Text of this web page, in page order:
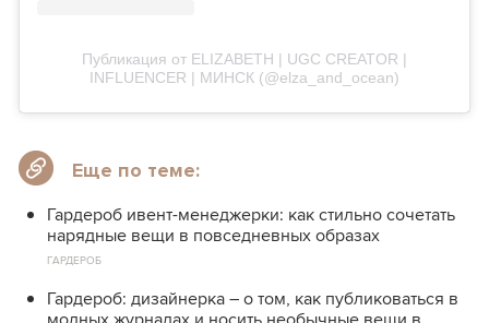
Публикация от ELIZABETH | UGC CREATOR |
INFLUENCER | MИНСК (@elza_and_ocean)
Еще по теме:
Гардероб ивент-менеджерки: как стильно сочетать
нарядные вещи в повседневных образах
ГАРДЕРОБ
Гардероб: дизайнерка – о том, как публиковаться в